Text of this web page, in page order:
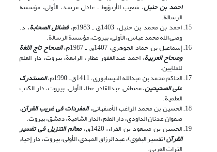
احمد بن حنبل، شعیب الأرنؤوط ـ‌ عادل مرشد، الأولی، مؤسسة
الرسالة.
احمد بن محمد بن حنبل، 1403ق ـ‌ 1983م، فضائل الصحابة، د.
وصی الله محمد عباس، الأولی، بیروت، مؤسسة الرسالة.
إسماعیل بن حماد الجوهری، 1407‌ق ـ‌ 1987م، الصحاح تاج اللغة
وصحاح العربیة، احمد عبدالغفور عطار، الرابعة، بیروت، دار العلم
للملایین.
الحاکم محمد بن عبدالله النیشابوری، 1411ق ـ‌ 1990م، المستدرک
علی الصحیحین، مصطفی عبدالقادر عطا، الأولی، بیروت، دار الکتب
العلمیة.
الحسین بن محمد الراغب الأصفهانی،المفردات فی غریب القرآن،
صفوان عدنان الداودی، دار القلم، الدار الشامیة، دمشق، بیروت.
الحسین بن مسعود بن الفراء، 1420‌ق، معالم التنزیل فی تفسیر
القرآن(تفسیر البغوی)، عبد الرزاق المهدی، الأولی، بیروت، دار إحیاء
التراث العربی.